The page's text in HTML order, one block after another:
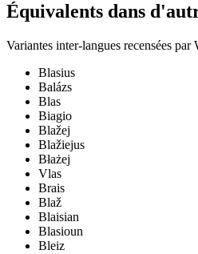
Équivalents dans
Variantes inter-langues recensées
Blasius
Balázs
Blas
Biagio
Blažej
Blažiejus
Błażej
Vlas
Brais
Blaž
Blaisian
Blasioun
Bleiz